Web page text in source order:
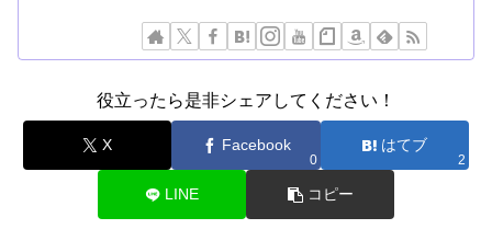
役立ったら是非シェアしてください！
X Facebook
0
はてブ
2
LINE コピー